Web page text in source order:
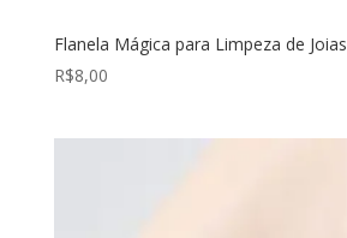
Flanela Mágica para Limpeza de Joias
R$8,00